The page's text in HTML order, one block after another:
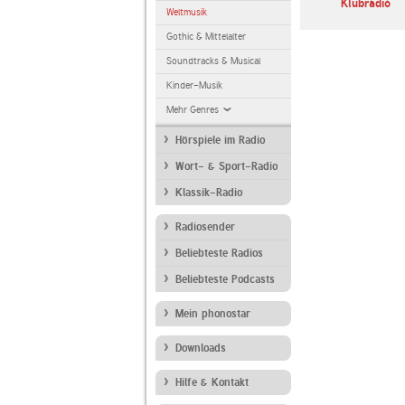
Weltmusik
Gothic & Mittelalter
Soundtracks & Musical
Kinder-Musik
Mehr Genres
Hörspiele im Radio
Wort- & Sport-Radio
Klassik-Radio
Radiosender
Beliebteste Radios
Beliebteste Podcasts
Mein phonostar
Downloads
Hilfe & Kontakt
Klubrádió